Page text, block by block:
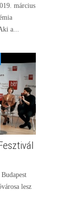
március
a...
lesz